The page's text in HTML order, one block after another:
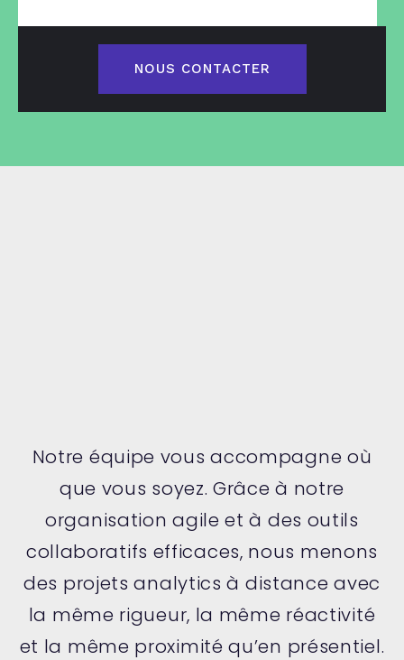
NOUS CONTACTER
Notre équipe vous accompagne où
que vous soyez. Grâce à notre
organisation agile et à des outils
collaboratifs efficaces, nous menons
des projets analytics à distance avec
la même rigueur, la même réactivité
et la même proximité qu’en présentiel.